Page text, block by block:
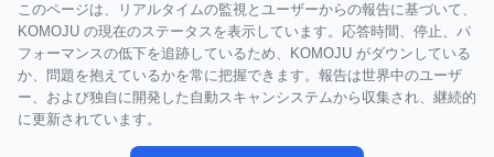
このページは、リアルタイムの監視とユーザーからの報告に基づいて、
KOMOJU の現在のステータスを表示しています。応答時間、停止、パ
フォーマンスの低下を追跡しているため、KOMOJU がダウンしている
か、問題を抱えているかを常に把握できます。報告は世界中のユーザ
ー、および独自に開発した自動スキャンシステムから収集され、継続的
に更新されています。